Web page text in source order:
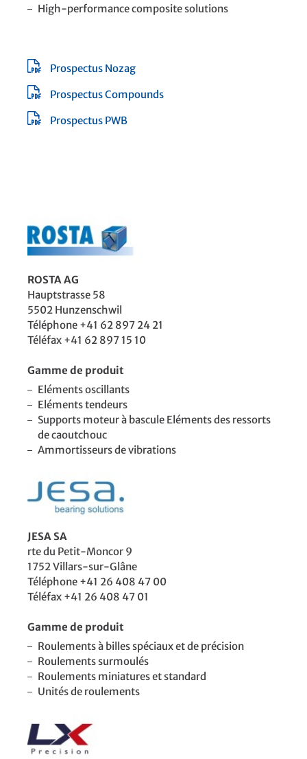
High-performance composite solutions
Prospectus Nozag
Prospectus Compounds
Prospectus PWB
ROSTA AG
Hauptstrasse 58
5502 Hunzenschwil
Téléphone +41 62 897 24 21
Téléfax +41 62 897 15 10
Gamme de produit
Eléments oscillants
Eléments tendeurs
Supports moteur à bascule Eléments des ressorts
de caoutchouc
Ammortisseurs de vibrations
JESA SA
rte du Petit-Moncor 9
1752 Villars-sur-Glâne
Téléphone +41 26 408 47 00
Téléfax +41 26 408 47 01
Gamme de produit
Roulements à billes spéciaux et de précision
Roulements surmoulés
Roulements miniatures et standard
Unités de roulements